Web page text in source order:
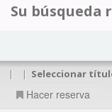
Su búsqueda
| | Seleccionar
Hacer reserva